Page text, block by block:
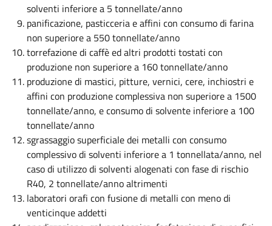
solventi inferiore a 5 tonnellate/anno
panificazione, pasticceria e affini con consumo di farina
non superiore a 550 tonnellate/anno
torrefazione di caffè ed altri prodotti tostati con
produzione non superiore a 160 tonnellate/anno
produzione di mastici, pitture, vernici, cere, inchiostri e
affini con produzione complessiva non superiore a 1500
tonnellate/anno, e consumo di solvente inferiore a 100
tonnellate/anno
sgrassaggio superficiale dei metalli con consumo
complessivo di solventi inferiore a 1 tonnellata/anno, nel
caso di utilizzo di solventi alogenati con fase di rischio
R40, 2 tonnellate/anno altrimenti
laboratori orafi con fusione di metalli con meno di
venticinque addetti